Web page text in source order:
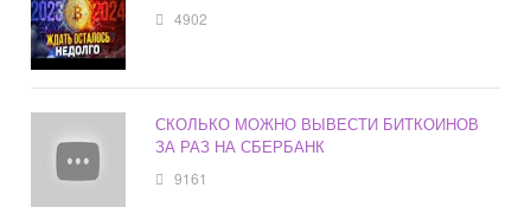
4902
СКОЛЬКО МОЖНО ВЫВЕСТИ БИТКОИНОВ
ЗА РАЗ НА СБЕРБАНК
9161